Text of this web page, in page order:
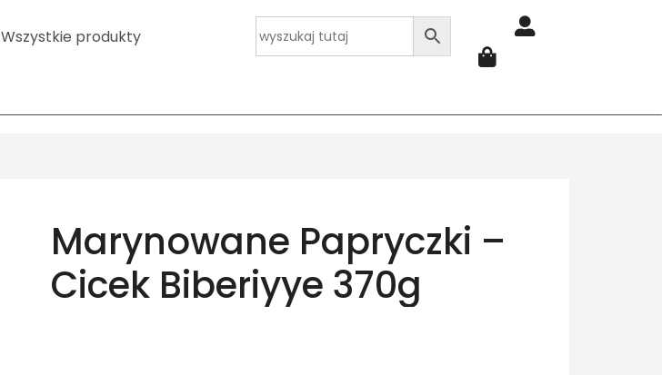
Wszystkie produkty
Marynowane Papryczki –
Cicek Biberiyye 370g